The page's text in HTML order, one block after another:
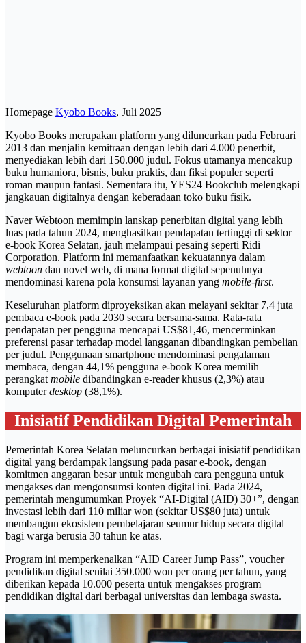
Homepage Kyobo Books, Juli 2025
Kyobo Books merupakan platform yang diluncurkan pada Februari
2013 dan menjalin kemitraan dengan lebih dari 4.000 penerbit,
menyediakan lebih dari 150.000 judul. Fokus utamanya mencakup
buku humaniora, bisnis, buku praktis, dan fiksi populer seperti
roman maupun fantasi. Sementara itu, YES24 Bookclub melengkapi
jangkauan digitalnya dengan keberadaan toko buku fisik.
Naver Webtoon memimpin lanskap penerbitan digital yang lebih
luas pada tahun 2024, menghasilkan pendapatan tertinggi di sektor
e-book Korea Selatan, jauh melampaui pesaing seperti Ridi
Corporation. Platform ini memanfaatkan kekuatannya dalam
webtoon dan novel web, di mana format digital sepenuhnya
mendominasi karena pola konsumsi layanan yang mobile-first.
Keseluruhan platform diproyeksikan akan melayani sekitar 7,4 juta
pembaca e-book pada 2030 secara bersama-sama. Rata-rata
pendapatan per pengguna mencapai US$81,46, mencerminkan
preferensi pasar terhadap model langganan dibandingkan pembelian
per judul. Penggunaan smartphone mendominasi pengalaman
membaca, dengan 44,1% pengguna e-book Korea memilih
perangkat mobile dibandingkan e-reader khusus (2,3%) atau
komputerdesktop (38,1%).
Inisiatif Pendidikan Digital Pemerintah
Pemerintah Korea Selatan meluncurkan berbagai inisiatif pendidikan
digital yang berdampak langsung pada pasar e-book, dengan
komitmen anggaran besar untuk mengubah cara pengguna untuk
mengakses dan mengonsumsi konten digital ini. Pada 2024,
pemerintah mengumumkan Proyek “AI-Digital (AID) 30+”, dengan
investasi lebih dari 110 miliar won (sekitar US$80 juta) untuk
membangun ekosistem pembelajaran seumur hidup secara digital
bagi warga berusia 30 tahun ke atas.
Program ini memperkenalkan “AID Career Jump Pass”, voucher
pendidikan digital senilai 350.000 won per orang per tahun, yang
diberikan kepada 10.000 peserta untuk mengakses program
pendidikan digital dari berbagai universitas dan lembaga swasta.